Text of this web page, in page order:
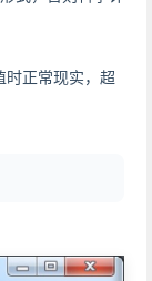
时正常现实，超